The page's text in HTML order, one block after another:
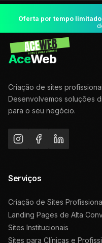
Oferta por tempo
AceWeb
Criação de sites
Desenvolvemos soluções
para o seu negócio.
Serviços
Criação de Sites
Landing Pages de Alta
Sites Institucionais
Sites para Clínicas e